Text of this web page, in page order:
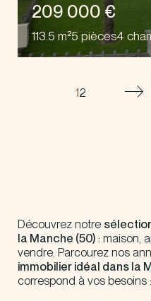
209 000 €
113.5 m²5 pièces4
12
Découvrez notre
la Manche (50) : maison,
vendre. Parcourez nos
immobilier idéal dans la
correspond à vos besoins :